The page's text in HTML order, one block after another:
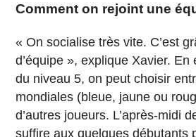
Comment on rejoint une
« On socialise très vite. C’est
d’équipe », explique Xavier. En
du niveau 5, on peut choisir
mondiales (bleue, jaune ou
d’autres joueurs. L’après-midi
suffire aux quelques débutants